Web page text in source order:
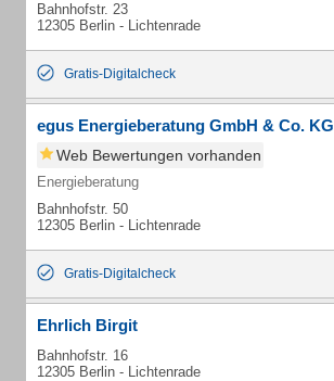
Bahnhofstr. 23
12305 Berlin - Lichtenrade
Gratis-Digitalcheck
egus Energieberatung GmbH & Co. KG
Web Bewertungen vorhanden
Energieberatung
Bahnhofstr. 50
12305 Berlin - Lichtenrade
Gratis-Digitalcheck
Ehrlich Birgit
Bahnhofstr. 16
12305 Berlin - Lichtenrade